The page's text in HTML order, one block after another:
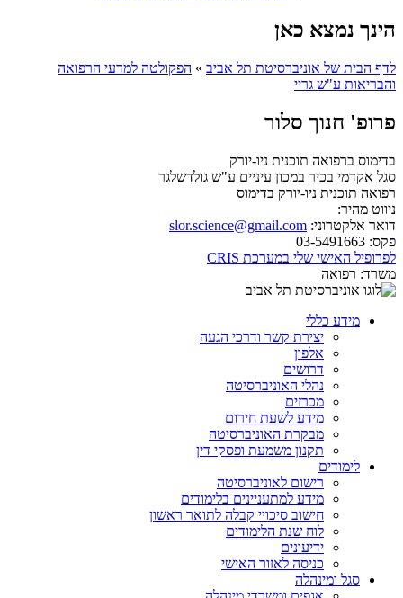
הינך נמצא כאן
לדף הבית של אוניברסיטת תל אביב » הפקולטה למדעי הרפואה
והבריאות ע"ש גריי
פרופ' חנוך סלור
בדימוס ברפואה תוכנית ניו-יורק
סגל אקדמי בכיר במכון עיניים ע"ש גולדשלגר
רפואה תוכנית ניו-יורק בדימוס
ניווט מהיר:
דואר אלקטרוני: slor.science@gmail.com
פקס:
לפרופיל האישי שלי במערכת CRIS
משרד: רפואה
מידע כללי
יצירת קשר ודרכי הגעה
אלפון
דרושים
נהלי האוניברסיטה
מכרזים
מידע לשעת חירום
מבקרת האוניברסיטה
תקנון משמעת ופסקי דין
לימודים
רישום לאוניברסיטה
מידע למתעניינים בלימודים
חישוב סיכויי קבלה לתואר ראשון
לוח שנת הלימודים
ידיעונים
כניסה לאזור האישי
סגל ומינהלה